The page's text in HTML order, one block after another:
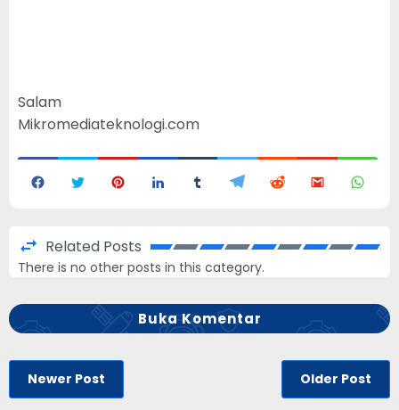
Salam
Mikromediateknologi.com
Related Posts
There is no other posts in this category.
Buka Komentar
Newer Post Older Post